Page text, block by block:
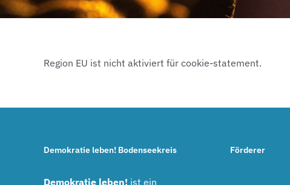
Region EU ist nicht aktiviert für cookie-statement.
Demokratie leben! Bodenseekreis
Demokratie leben! ist ein
Förderer